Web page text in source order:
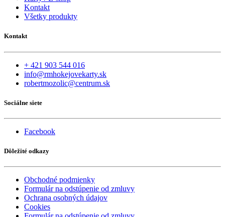
Kontakt
Všetky produkty
Kontakt
+ 421 903 544 016
info@rmhokejovekarty.sk
robertmozolic@centrum.sk
Sociálne siete
Facebook
Dôležité odkazy
Obchodné podmienky
Formulár na odstúpenie od zmluvy
Ochrana osobných údajov
Cookies